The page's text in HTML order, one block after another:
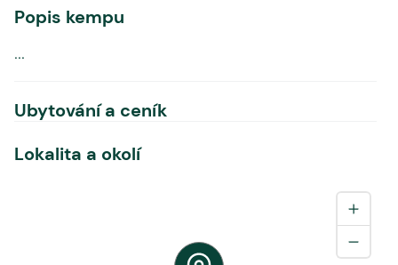
Popis kempu
...
Ubytování a ceník
Lokalita a okolí